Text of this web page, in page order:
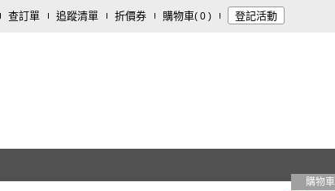
查訂單 追蹤清單 折價券 購物車( 0 ) 登記活動
購物車